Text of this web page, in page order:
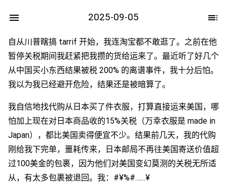
2025-09-05
自从川普瞎搞 tarrif 开始，我连淘宝都不敢逛了。之前在他
暂停关税期间我赶紧把我攒的货给运来了。最近听了好几个
从中国买小东西结果被税 200% 的离谱事件，我十分后怕。
我以为我已经避开危险，结果还是被暗算了。
我自信地找代购从日本买了件衣服，打算直接运来美国，哪
怕加上现在对日本商品收的15%关税（万幸衣服是 made in
Japan），都比美国卖得便宜不少。结果前几天，我的代购
刚给我下完单，噩耗传来，日本邮局不再往美国寄送价值超
过100美金的包裹，因为他们对美国变幻莫测的关税无所适
从，有太多包裹被退回。我：#¥%#……¥